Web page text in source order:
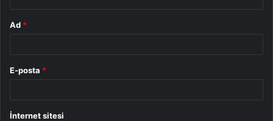
Ad *
E-posta *
İnternet sitesi